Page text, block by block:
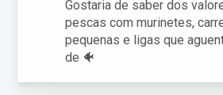
Gostaria de saber dos
pescas com murinetes,
pequenas e ligas que
de 🐠